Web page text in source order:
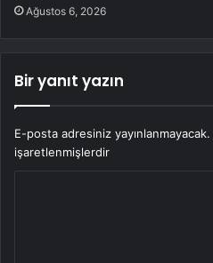
Ağustos 6, 2026
Bir yanıt yazın
E-posta adresiniz yayınlanmayacak.
işaretlenmişlerdir